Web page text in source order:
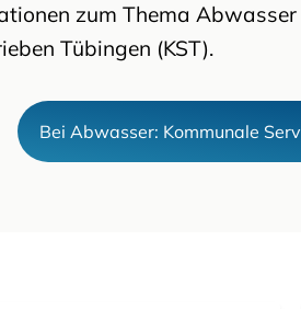
zum Thema
Tübingen (KST).
Bei Abwasser: Kommunale